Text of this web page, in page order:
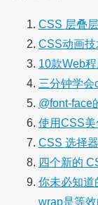
CSS 层叠
CSS动画
10款Web
三分钟学会
@font-face
使用CSS
CSS 选择
四个新的
你未必知道
wrap是等效